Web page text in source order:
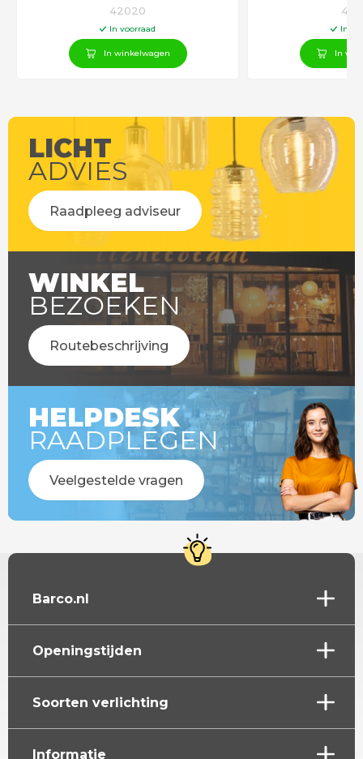
42020
In voorraad
In winkelwagen
In
In
LICHT
ADVIES
Raadpleeg adviseur
WINKEL
BEZOEKEN
Routebeschrijving
HELPDESK
RAADPLEGEN
Veelgestelde vragen
Barco.nl
Openingstijden
Soorten verlichting
Informatie